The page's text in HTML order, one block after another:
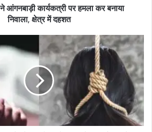
कार्यकत्री पर हमला कर बनाया
निवाला, क्षेत्र में दहशत